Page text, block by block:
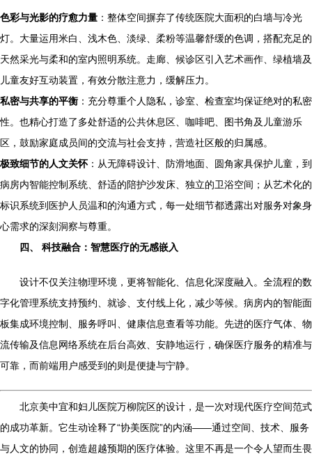
色彩与光影的疗愈力量 ：整体空间摒弃了传统医院大面积的白墙与冷光
灯。大量运用米白、浅木色、淡绿、柔粉等温馨舒缓的色调，搭配充足的
天然采光与柔和的室内照明系统。走廊、候诊区引入艺术画作、绿植墙及
儿童友好互动装置，有效分散注意力，缓解压力。
私密与共享的平衡 ：充分尊重个人隐私，诊室、检查室均保证绝对的私密
性。也精心打造了多处舒适的公共休息区、咖啡吧、图书角及儿童游乐
区，鼓励家庭成员间的交流与社会支持，营造社区般的归属感。
极致细节的人文关怀：从无障碍设计、防滑地面、圆角家具保护儿童，到
病房内智能控制系统、舒适的陪护沙发床、独立的卫浴空间；从艺术化的
标识系统到医护人员温和的沟通方式，每一处细节都透露出对服务对象身
心需求的深刻洞察与尊重。
四、 科技融合：智慧医疗的无感嵌入
设计不仅关注物理环境，更将智能化、信息化深度融入。全流程的数
字化管理系统支持预约、就诊、支付线上化，减少等候。病房内的智能面
板集成环境控制、服务呼叫、健康信息查看等功能。先进的医疗气体、物
流传输及信息网络系统在后台高效、安静地运行，确保医疗服务的精准与
可靠，而前端用户感受到的则是便捷与宁静。
北京美中宜和妇儿医院万柳院区的设计，是一次对现代医疗空间范式
的成功革新。它生动诠释了“协美医院”的内涵——通过空间、技术、服务
与人文的协同，创造超越预期的医疗体验。这里不再是一个令人望而生畏